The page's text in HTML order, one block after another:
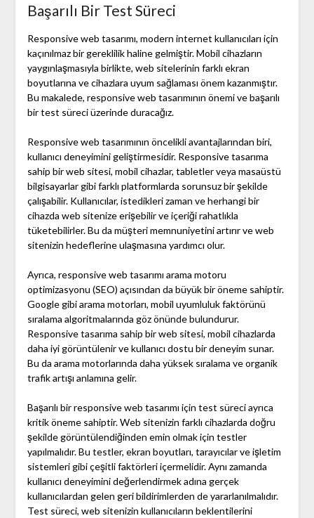
Başarılı Bir Test Süreci
Responsive web tasarımı, modern internet kullanıcıları için
kaçınılmaz bir gereklilik haline gelmiştir. Mobil cihazların
yaygınlaşmasıyla birlikte, web sitelerinin farklı ekran
boyutlarına ve cihazlara uyum sağlaması önem kazanmıştır.
Bu makalede, responsive web tasarımının önemi ve başarılı
bir test süreci üzerinde duracağız.
Responsive web tasarımının öncelikli avantajlarından biri,
kullanıcı deneyimini geliştirmesidir. Responsive tasarıma
sahip bir web sitesi, mobil cihazlar, tabletler veya masaüstü
bilgisayarlar gibi farklı platformlarda sorunsuz bir şekilde
çalışabilir. Kullanıcılar, istedikleri zaman ve herhangi bir
cihazda web sitenize erişebilir ve içeriği rahatlıkla
tüketebilirler. Bu da müşteri memnuniyetini artırır ve web
sitenizin hedeflerine ulaşmasına yardımcı olur.
Ayrıca, responsive web tasarımı arama motoru
optimizasyonu (SEO) açısından da büyük bir öneme sahiptir.
Google gibi arama motorları, mobil uyumluluk faktörünü
sıralama algoritmalarında göz önünde bulundurur.
Responsive tasarıma sahip bir web sitesi, mobil cihazlarda
daha iyi görüntülenir ve kullanıcı dostu bir deneyim sunar.
Bu da arama motorlarında daha yüksek sıralama ve organik
trafik artışı anlamına gelir.
Başarılı bir responsive web tasarımı için test süreci ayrıca
kritik öneme sahiptir. Web sitenizin farklı cihazlarda doğru
şekilde görüntülendiğinden emin olmak için testler
yapılmalıdır. Bu testler, ekran boyutları, tarayıcılar ve işletim
sistemleri gibi çeşitli faktörleri içermelidir. Aynı zamanda
kullanıcı deneyimini değerlendirmek adına gerçek
kullanıcılardan gelen geri bildirimlerden de yararlanılmalıdır.
Test süreci, web sitenizin kullanıcıların beklentilerini